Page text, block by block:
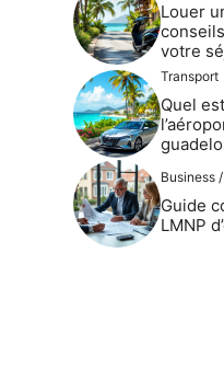
Louer
votre
Transport
Quel
Business
Guide
LMNP